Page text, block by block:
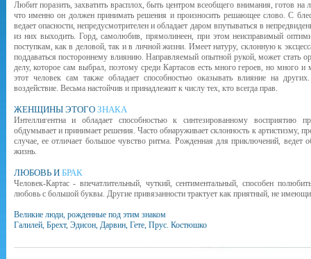
Любит поразить, захватить врасплох, быть центром всеобщего внимания, готов
что именно он должен принимать решения и произносить решающее слово. С
ведает опасности, непредус­мотрителен и обладает даром впутываться в
из них выходить. Горд, самолюбив, прямолинеен, при этом неисправимый
поступкам, как в деловой, так и в личной жизни. Имеет натуру, склонную к
поддаваться постороннему влиянию. Направ­ляемый опытной рукой, может стать
делу, которое сам выбрал, поэтому среди Картасов есть много героев, но
этот человек сам так­же обладает способностью оказывать влияние на
воздействие. Весьма настойчив и принадлежит к числу тех, кто всегда прав.
ЖЕНЩИНЫ ЭТОГО ЗНАКА
Интеллигентна и обладает способностью к синтезиро­ванному восприятию
обдумывает и принимает решения. Часто обнаруживает склонность к артистизму,
случае, ее отличает большое чувство ритма. Рожденная для приключений,
жизнь.
ЛЮБОВЬ И БРАК
Человек-Картас - впечатлительный, чуткий, сентиментальный, способен
любовь с большой буквы. Другие привязанности трактует как приятный, не
Великие люди, рожденные под этим знаком
Галилей, Брехт, Эдисон, Дарвин, Гете, Прус. Костюшко